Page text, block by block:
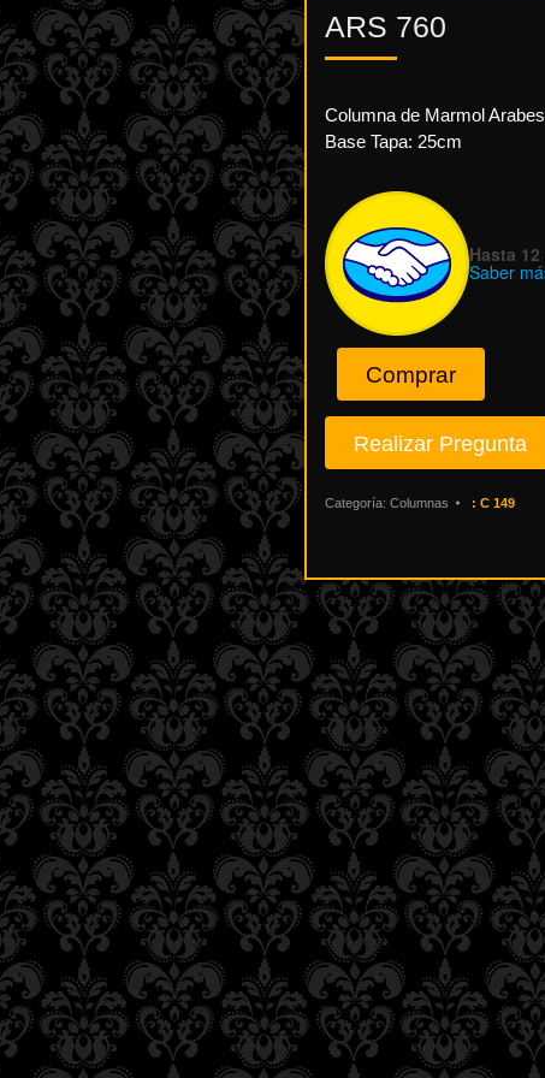
ARS 760
Columna de Marmol
Base Tapa: 25cm
Hasta
Saber
Comprar
Categoría: Columnas : C 149